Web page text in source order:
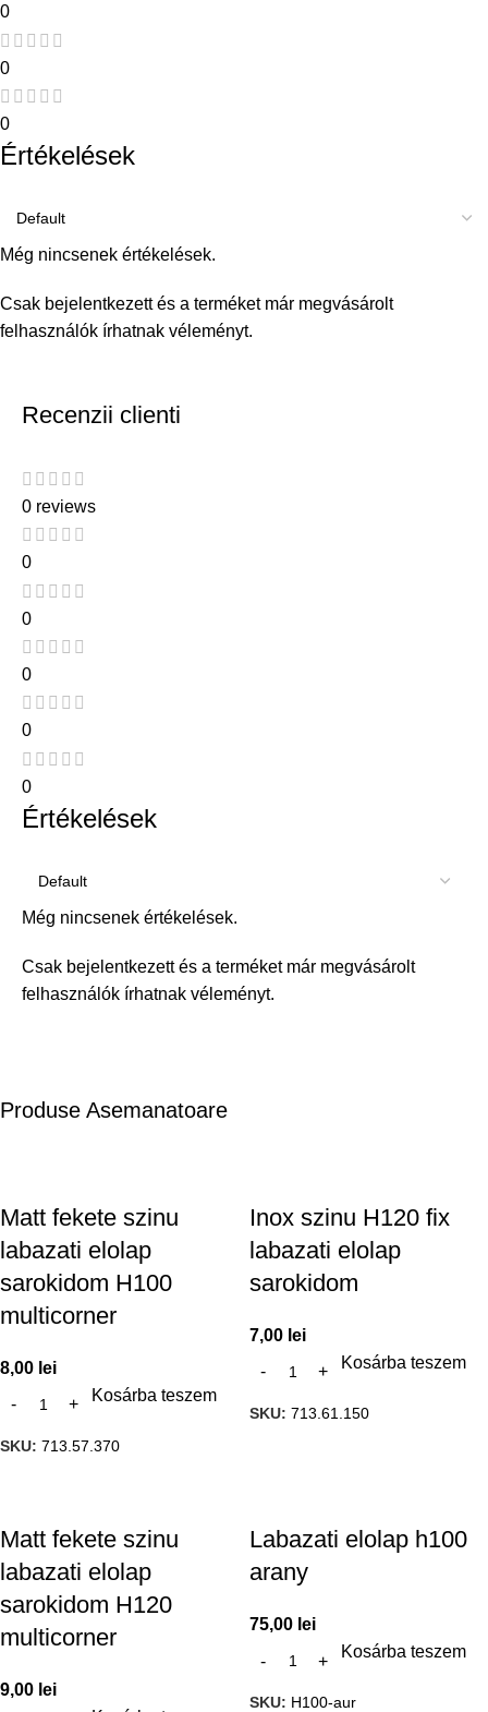
0
0
0
Értékelések
Még nincsenek értékelések.
Csak bejelentkezett és a terméket már megvásárolt
felhasználók írhatnak véleményt.
Recenzii clienti
0 reviews
0
0
0
0
0
Értékelések
Még nincsenek értékelések.
Csak bejelentkezett és a terméket már megvásárolt
felhasználók írhatnak véleményt.
Produse Asemanatoare
Matt fekete szinu
labazati elolap
sarokidom H100
multicorner
8,00 lei
Kosárba teszem
SKU: 713.57.370
Inox szinu H120 fix
labazati elolap
sarokidom
7,00 lei
Kosárba teszem
SKU: 713.61.150
Matt fekete szinu
labazati elolap
sarokidom H120
multicorner
9,00 lei
Labazati elolap h100
arany
75,00 lei
Kosárba teszem
SKU: H100-aur